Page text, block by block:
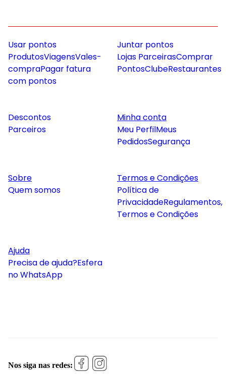
Usar pontos
ProdutosViagensVales-
compraPagar fatura
com pontos
Juntar pontos
Lojas ParceirasComprar
PontosClubeRestaurantes
Descontos
Parceiros
Minha conta
Meu PerfilMeus
PedidosSegurança
Sobre
Quem somos
Termos e Condições
Política de
PrivacidadeRegulamentos,
Termos e Condições
Ajuda
Precisa de ajuda?Esfera
no WhatsApp
Nos siga nas redes: